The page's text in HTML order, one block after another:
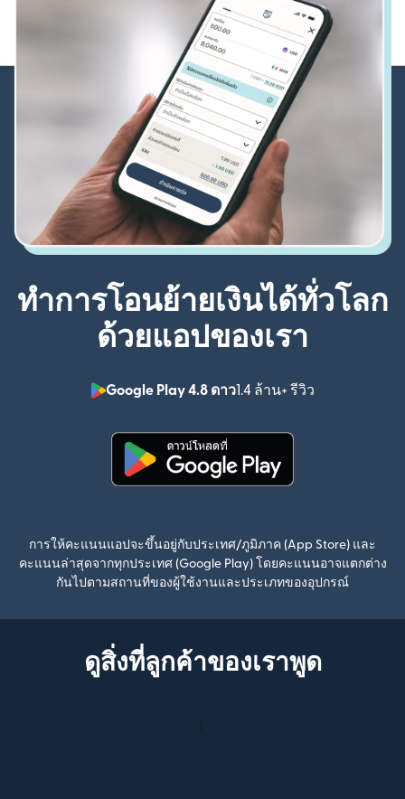
ทำการโอนย้ายเงินได้ทั่วโลก
ด้วยแอปของเรา
Google Play 4.8 ดาว1.4 ล้าน+ รีวิว
(เปิดในหน้าต่
การให้คะแนนแอปจะขึ้นอยู่กับประเทศ/ภูมิภาค (App Store) และ
คะแนนล่าสุดจากทุกประเทศ (Google Play) โดยคะแนนอาจแตกต่าง
กันไปตามสถานที่ของผู้ใช้งานและประเภทของอุปกรณ์
ดูสิ่งที่ลูกค้าของเราพูด